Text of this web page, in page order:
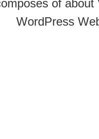
of
WordPress